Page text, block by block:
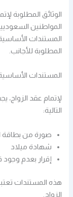
الوثائق المطلوبة
المواطنين
المستندات
المطلوبة للأجانب.
المستندات
لإتمام عقد
التالية:
صورة من بطاقة
شهادة ميلاد
إقرار بعدم وجود
هذه المستندات
الزواج.